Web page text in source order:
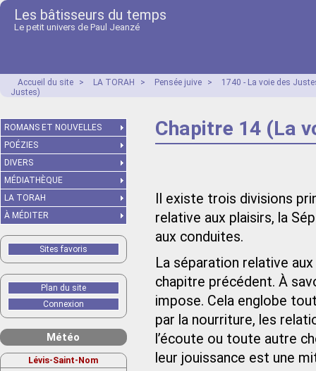
Les bâtisseurs du temps
Le petit univers de Paul Jeanzé
Accueil du site > LA TORAH > Pensée juive >
1740 - La voie des
Justes)
Chapitre 14 (La
Il existe trois divisions
relative aux plaisirs, la
aux conduites.
La séparation relative
chapitre précédent. À
impose. Cela englobe
par la nourriture, les
l’écoute ou toute autre
leur jouissance est une
ROMANS ET NOUVELLES
POÉZIES
DIVERS
MÉDIATHÈQUE
LA TORAH
À MÉDITER
Sites favoris
Plan du site
Connexion
Météo
Lévis-Saint-Nom